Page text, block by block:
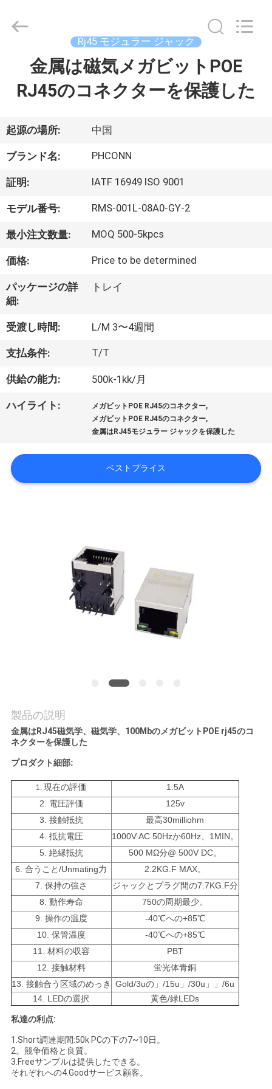
ロ
ダ
ク
ト
達
に
つ
い
て
工
旅
行
連
絡
し
さ
い
VR
SHOW
地
図
PRIVACY
POLICY
2015
Rj45 モジュラー ジャック
金属は磁気メガビットPOE
RJ45のコネクターを保護した
起源の場所: 中国
ブランド名: PHCONN
証明: IATF 16949 ISO 9001
モデル番号: RMS-001L-08A0-GY-2
最小注文数量: MOQ 500-5kpcs
価格: Price to be determined
パッケージの詳
細:
トレイ
受渡し時間: L/M 3〜4週間
支払条件: T/T
供給の能力: 500k-1kk/月
ハイライト: メガビットPOE RJ45のコネクター,
メガビットPOE RJ45のコネクター,
金属はRJ45モジュラー ジャックを保護した
ベストプライス
製品の説明
金属はRJ45磁気学、磁気学、100MbのメガビットPOE rj45のコ
ネクターを保護した
プロダクト細部:
1.現在の評価
1.5A
2. 電圧評価
125v
3. 接触抵抗
最高30milliohm
4. 抵抗電圧
1000V AC 50Hzか60Hz、1MIN。
5. 絶縁抵抗
500 MΩ分@ 500V DC。
6. 合うこと/Unmating力
2.2KG.F MAX。
7. 保持の強さ
ジャックとプラグ間の7.7KG.F分
8. 動作寿命
750の周期最少。
9. 操作の温度
-40℃への+85℃
10. 保管温度
-40℃への+85℃
11. 材料の収容
PBT
12. 接触材料
蛍光体青銅
13. 接触合う区域のめっき
Gold/3uの」/15u」/30u」」/6u
14. LEDの選択
黄色/緑LEDs
私達の利点:
1.Short調達期間:50k PCの下の7~10日。
2。競争価格と良質。
3.Freeサンプルは提供したできる。
それぞれへの4.Goodサービス顧客。